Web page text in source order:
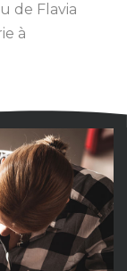
de Flavia
à